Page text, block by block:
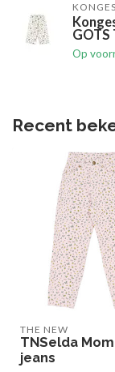
GOTS
Op
Recent
THE NEW
TNSelda
jeans